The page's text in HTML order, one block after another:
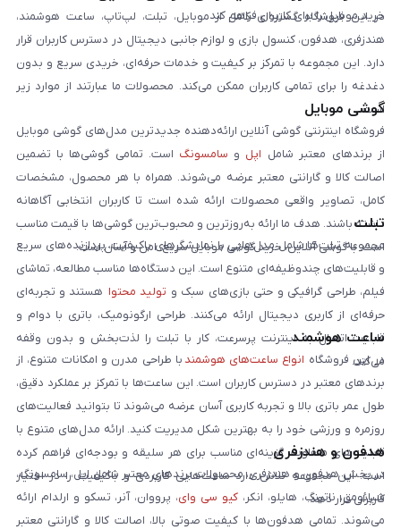
خرید موبایل را برای کاربران فراهم کند.
در این فروشگاه گستره‌ای کامل از موبایل، تبلت، لپ‌تاپ، ساعت هوشمند،
هندزفری، هدفون، کنسول بازی و لوازم جانبی دیجیتال در دسترس کاربران قرار
دارد. این مجموعه با تمرکز بر کیفیت و خدمات حرفه‌ای، خریدی سریع و بدون
دغدغه را برای تمامی کاربران ممکن می‌کند. محصولات ما عبارتند از موارد زیر
است:
گوشی موبایل
فروشگاه اینترنتی گوشی آنلاین ارائه‌دهنده جدیدترین مدل‌های گوشی موبایل
از برندهای معتبر شامل اپل و سامسونگ است. تمامی گوشی‌ها با تضمین
اصالت کالا و گارانتی معتبر عرضه می‌شوند. همراه با هر محصول، مشخصات
کامل، تصاویر واقعی محصولات ارائه شده است تا کاربران انتخابی آگاهانه
داشته باشند. هدف ما ارائه به‌روزترین و محبوب‌ترین گوشی‌ها با قیمت مناسب
است. با گوشی آنلاین، خرید گوشی موبایل سریع، امن و آسان است.
تبلت
مجموعه تبلت‌ها شامل مدل‌هایی با نمایشگرهای باکیفیت، پردازنده‌های سریع
و قابلیت‌های چندوظیفه‌ای متنوع است. این دستگاه‌ها مناسب مطالعه، تماشای
فیلم، طراحی گرافیکی و حتی بازی‌های سبک و تولید محتوا هستند و تجربه‌ای
حرفه‌ای از کاربری دیجیتال ارائه می‌کنند. طراحی ارگونومیک، باتری با دوام و
قابلیت اتصال به اینترنت پرسرعت، کار با تبلت را لذت‌بخش و بدون وقفه
می‌کند.
ساعت هوشمند
در این فروشگاه انواع ساعت‌های هوشمند با طراحی مدرن و امکانات متنوع، از
برندهای معتبر در دسترس کاربران است. این ساعت‌ها با تمرکز بر عملکرد دقیق،
طول عمر باتری بالا و تجربه کاربری آسان عرضه می‌شوند تا بتوانید فعالیت‌های
روزمره و ورزشی خود را به بهترین شکل مدیریت کنید. ارائه مدل‌های متنوع با
قابلیت‌های متفاوت، گزینه‌ای مناسب برای هر سلیقه و بودجه‌ای فراهم کرده
است. این مجموعه تلاش دارد ساعت‌هایی کاربردی و باکیفیت را در اختیار
کاربران قرار دهد.
هدفون و هندزفری
در بخش هدفون و هندزفری، محصولات برندهای معتبر شامل اپل، سامسونگ،
شیائومی، ناتینگ، هایلو، انکر، کیو سی وای، پرووان، آنر، تسکو و ارلدام ارائه
می‌شوند. تمامی هدفون‌ها با کیفیت صوتی بالا، اصالت کالا و گارانتی معتبر